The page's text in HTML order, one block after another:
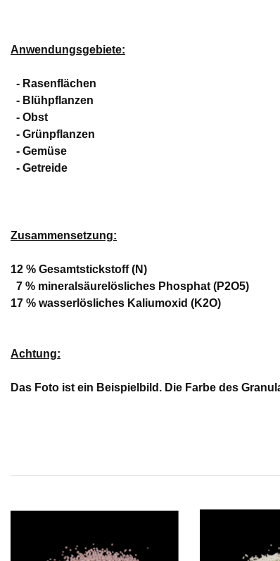
Anwendungsgebiete:
- Rasenflächen
- Blühpflanzen
- Obst
- Grünpflanzen
- Gemüse
- Getreide
Zusammensetzung:
12 % Gesamtstickstoff (N)
7 % mineralsäurelösliches Phosphat (P2O5)
17 % wasserlösliches Kaliumoxid (K2O)
Achtung:
Das Foto ist ein Beispielbild. Die Farbe des